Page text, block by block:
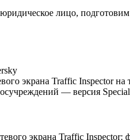
лицо,
экрана Traffic Inspector
— версия
экрана Traffic